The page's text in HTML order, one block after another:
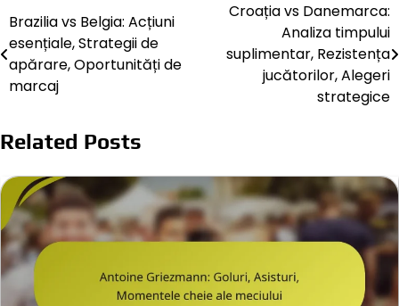
Post
navigation
Brazilia vs Belgia: Acțiuni
esențiale, Strategii de
apărare, Oportunități de
marcaj
Croația vs Danemarca:
Analiza timpului
suplimentar, Rezistența
jucătorilor, Alegeri
strategice
Related Posts